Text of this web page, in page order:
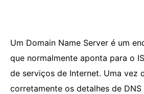
Um Domain Name Server é um
que normalmente aponta para o
de serviços de Internet. Uma vez
corretamente os detalhes de DNS